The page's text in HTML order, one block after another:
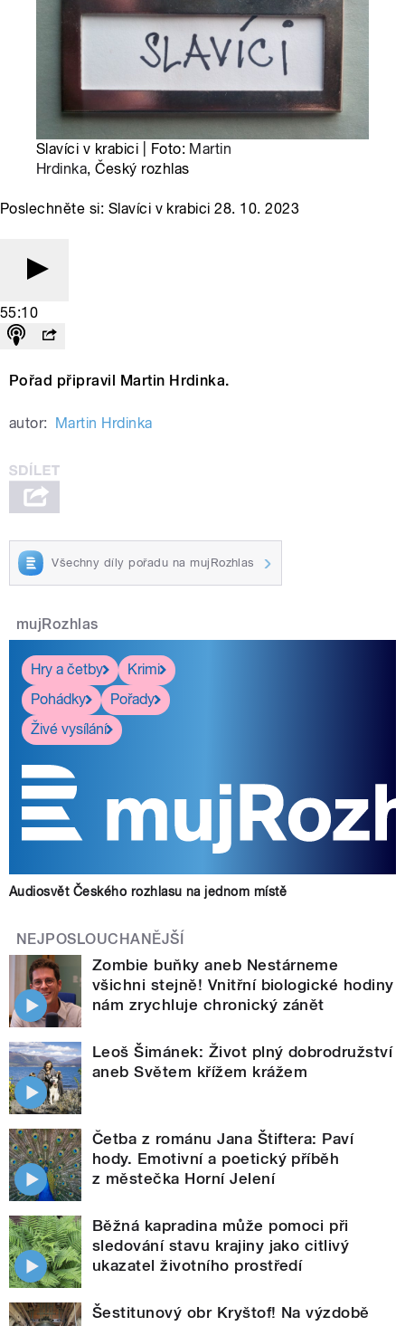
Slavíci v krabici | Foto: Martin
Hrdinka, Český rozhlas
Poslechněte si: Slavíci v krabici 28. 10. 2023
55:10
Pořad připravil Martin Hrdinka.
autor: Martin Hrdinka
Všechny díly pořadu na mujRozhlas
mujRozhlas
Hry a četby
Krimi
Pohádky
Pořady
Živé vysílání
Audiosvět Českého rozhlasu na jednom místě
NEJPOSLOUCHANĚJŠÍ
Zombie buňky aneb Nestárneme
všichni stejně! Vnitřní biologické hodiny
nám zrychluje chronický zánět
Leoš Šimánek: Život plný dobrodružství
aneb Světem křížem krážem
Četba z románu Jana Štiftera: Paví
hody. Emotivní a poetický příběh
z městečka Horní Jelení
Běžná kapradina může pomoci při
sledování stavu krajiny jako citlivý
ukazatel životního prostředí
Šestitunový obr Kryštof! Na výzdobě